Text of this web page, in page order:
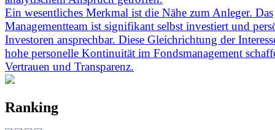
Ein wesentliches Merkmal ist die Nähe zum Anleger. Das
Managementteam ist signifikant selbst investiert und
Investoren ansprechbar. Diese Gleichrichtung der
hohe personelle Kontinuität im Fondsmanagement
Vertrauen und Transparenz.
Ranking